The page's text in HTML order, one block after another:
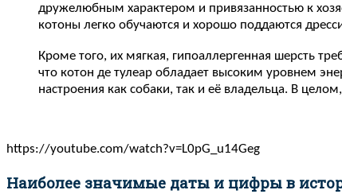
дружелюбным характером и привязанностью к
котоны легко обучаются и хорошо поддаются
Кроме того, их мягкая, гипоаллергенная шерсть
что котон де тулеар обладает высоким уровнем
настроения как собаки, так и её владельца. В
https://youtube.com/watch?v=L0pG_u14Geg
Наиболее значимые даты и цифры в